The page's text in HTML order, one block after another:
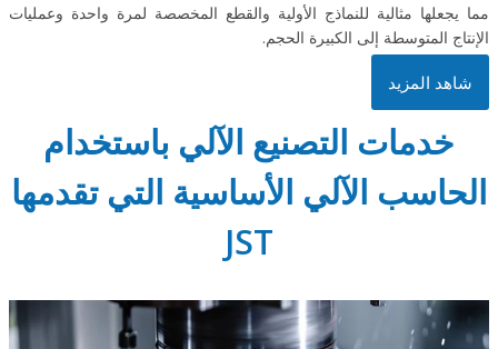
مما يجعلها مثالية للنماذج الأولية والقطع المخصصة لمرة واحدة وعمليات
الإنتاج المتوسطة إلى الكبيرة الحجم.
شاهد المزيد
خدمات التصنيع الآلي باستخدام
الحاسب الآلي الأساسية التي تقدمها
JST